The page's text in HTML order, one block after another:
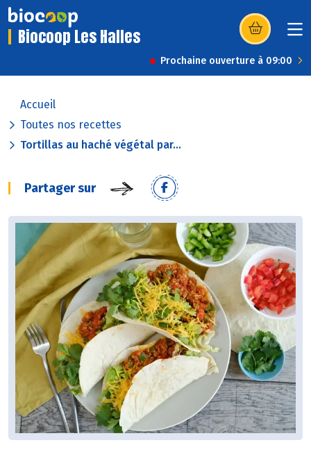
Biocoop Les Halles (s’ouvre dans
Prochaine ouverture à 09:00
Accueil
Toutes nos recettes
Tortillas au haché végétal par...
Partager sur